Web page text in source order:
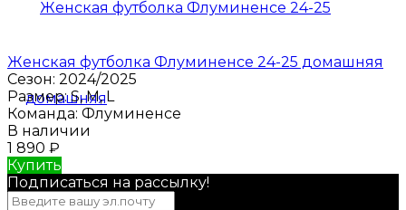
Женская футболка Флуминенсе 24-25 домашняя
Сезон: 2024/2025
Размер:S, M, L
Команда: Флуминенсе
В наличии
1 890 ₽
Купить
Подписаться на рассылкy!